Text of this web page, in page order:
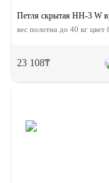
Петля скрытая HH-3 W
вес полотна до 40 кг цвет
23 108₸